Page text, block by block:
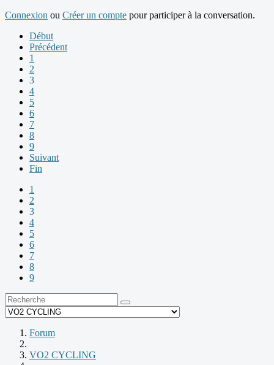
Connexion ou Créer un compte pour participer à la conversation.
Début
Précédent
1
2
3
4
5
6
7
8
9
Suivant
Fin
1
2
3
4
5
6
7
8
9
Forum
VO2 CYCLING